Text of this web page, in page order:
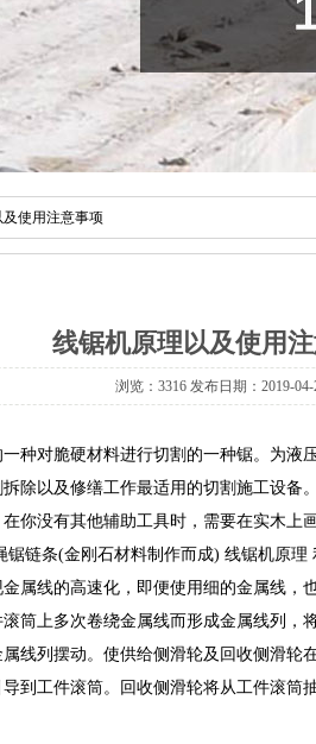
使用注意事项
线锯机原理以及使用
浏览：3316 发布日期：2019-04-
对脆硬材料进行切割的一种锯。为液
除以及修缮工作最适用的切割施工设备
你没有其他辅助工具时，需要在实木上
条(金刚石材料制作而成) 线锯机原理
属线的高速化，即便使用细的金属线，
筒上多次卷绕金属线而形成金属线列，
线列摆动。使供给侧滑轮及回收侧滑轮
到工件滚筒。回收侧滑轮将从工件滚筒